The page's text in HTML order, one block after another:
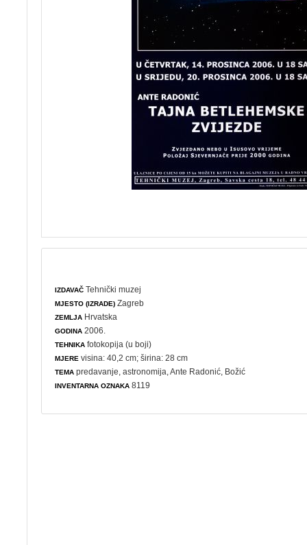
IZDAVAČ Tehnički muzej
MJESTO (IZRADE) Zagreb
ZEMLJA Hrvatska
GODINA 2006.
TEHNIKA fotokopija (u boji)
MJERE visina: 40,2 cm; širina: 28 cm
TEMA predavanje ,astronomija , Ante Radonić, Božić
INVENTARNA OZNAKA 8119